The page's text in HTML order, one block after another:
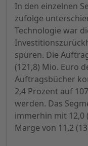
In den einzelnen
zufolge
Technologie war
spüren. Die
(121,8) Mio. Euro
Auftragsbücher
2,4 Prozent auf
werden. Das
immerhin mit 12,0
Marge von 11,2